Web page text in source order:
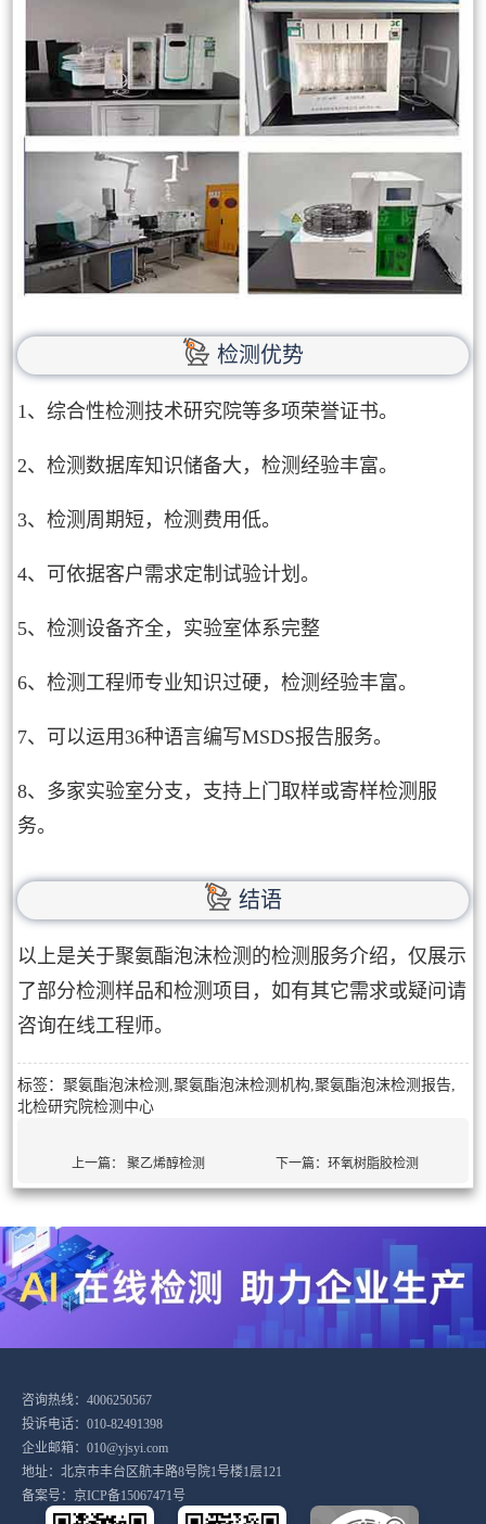
检测优势
1、综合性检测技术研究院等多项荣誉证书。
2、检测数据库知识储备大，检测经验丰富。
3、检测周期短，检测费用低。
4、可依据客户需求定制试验计划。
5、检测设备齐全，实验室体系完整
6、检测工程师专业知识过硬，检测经验丰富。
7、可以运用36种语言编写MSDS报告服务。
8、多家实验室分支，支持上门取样或寄样检测服
务。
结语
以上是关于聚氨酯泡沫检测的检测服务介绍，仅展示
了部分检测样品和检测项目，如有其它需求或疑问请
咨询在线工程师。
标签：聚氨酯泡沫检测,聚氨酯泡沫检测机构,聚氨酯泡沫检测报告,
北检研究院检测中心
上一篇：聚乙烯醇检测 下一篇：环氧树脂胶检测
咨询热线：4006250567
投诉电话：010-82491398
企业邮箱：010@yjsyi.com
地址：北京市丰台区航丰路8号院1号楼1层121
备案号： 京ICP备15067471号